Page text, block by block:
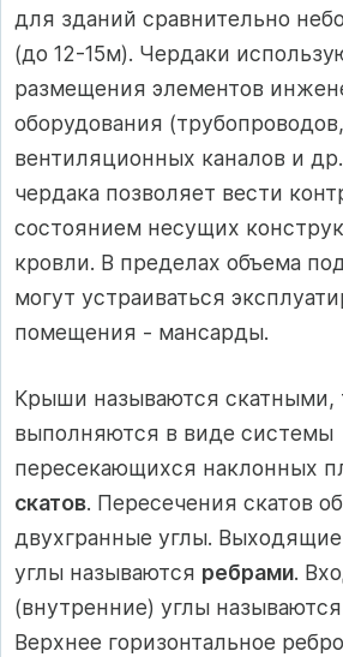
для зданий сравнительно
(до 12-15м). Чердаки
размещения элементов
оборудования (трубопроводов,
вентиляционных каналов и
чердака позволяет вести
состоянием несущих
кровли. В пределах объема
могут устраиваться
помещения - мансарды.
Крыши называются скатными,
выполняются в виде системы
пересекающихся наклонных
скатов. Пересечения скатов
двухгранные углы.
углы называются ребрами.
(внутренние) углы называются
Верхнее горизонтальное